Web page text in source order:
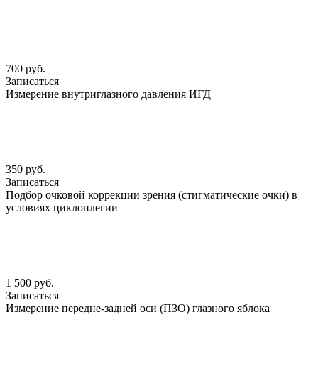
700 руб.
Записаться
Измерение внутриглазного давления ИГД
350 руб.
Записаться
Подбор очковой коррекции зрения (стигматические очки) в
условиях циклоплегии
1 500 руб.
Записаться
Измерение передне-задней оси (ПЗО) глазного яблока